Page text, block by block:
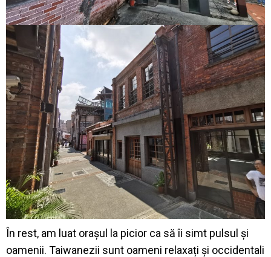
În rest, am luat orașul la picior ca să îi simt pulsul și
oamenii. Taiwanezii sunt oameni relaxați și occidentali